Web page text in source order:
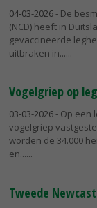
04-03-2026- De
(NCD) heeft in
gevaccineerde
uitbraken in...
Vogelgriep op
03-03-2026- Op een
vogelgriep
worden de 34.000
en...
Tweede